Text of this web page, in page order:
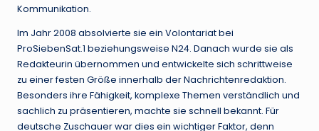
Kommunikation.
Im Jahr 2008 absolvierte sie ein Volontariat bei
ProSiebenSat.1 beziehungsweise N24. Danach wurde sie als
Redakteurin übernommen und entwickelte sich schrittweise
zu einer festen Größe innerhalb der Nachrichtenredaktion.
Besonders ihre Fähigkeit, komplexe Themen verständlich und
sachlich zu präsentieren, machte sie schnell bekannt. Für
deutsche Zuschauer war dies ein wichtiger Faktor, denn